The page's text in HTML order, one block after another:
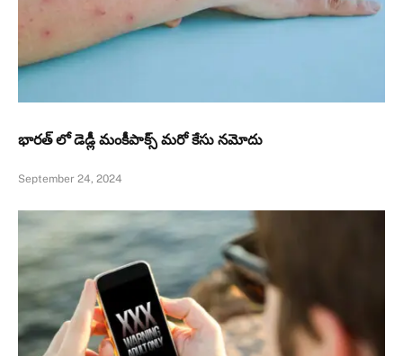
భారత్ లో డెడ్లీ మంకీపాక్స్ మరో కేసు నమోదు
September 24, 2024